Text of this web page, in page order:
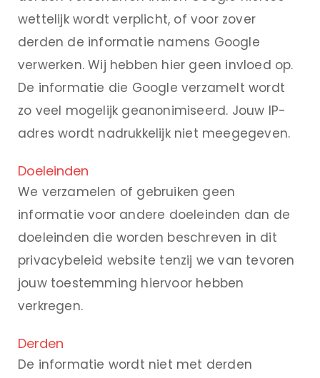
wettelijk wordt verplicht, of voor zover
derden de informatie namens Google
verwerken. Wij hebben hier geen invloed op.
De informatie die Google verzamelt wordt
zo veel mogelijk geanonimiseerd. Jouw IP-
adres wordt nadrukkelijk niet meegegeven.
Doeleinden
We verzamelen of gebruiken geen
informatie voor andere doeleinden dan de
doeleinden die worden beschreven in dit
privacybeleid website tenzij we van tevoren
jouw toestemming hiervoor hebben
verkregen.
Derden
De informatie wordt niet met derden